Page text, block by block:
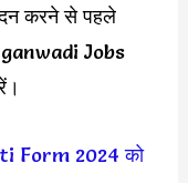
करने से पहले
Jobs
Form 2024 को